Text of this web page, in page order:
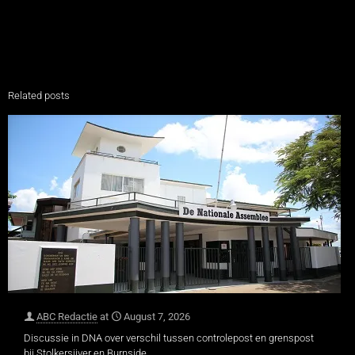
Related posts
ABC Redactie at
August 7, 2026
Discussie in DNA over verschil tussen controlepost en grenspost